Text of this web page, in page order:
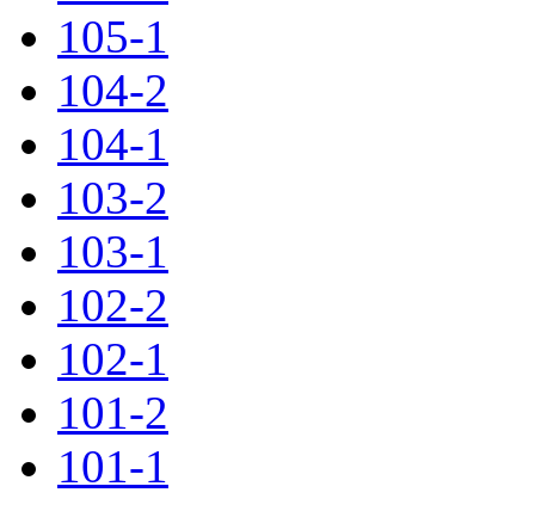
105-1
104-2
104-1
103-2
103-1
102-2
102-1
101-2
101-1